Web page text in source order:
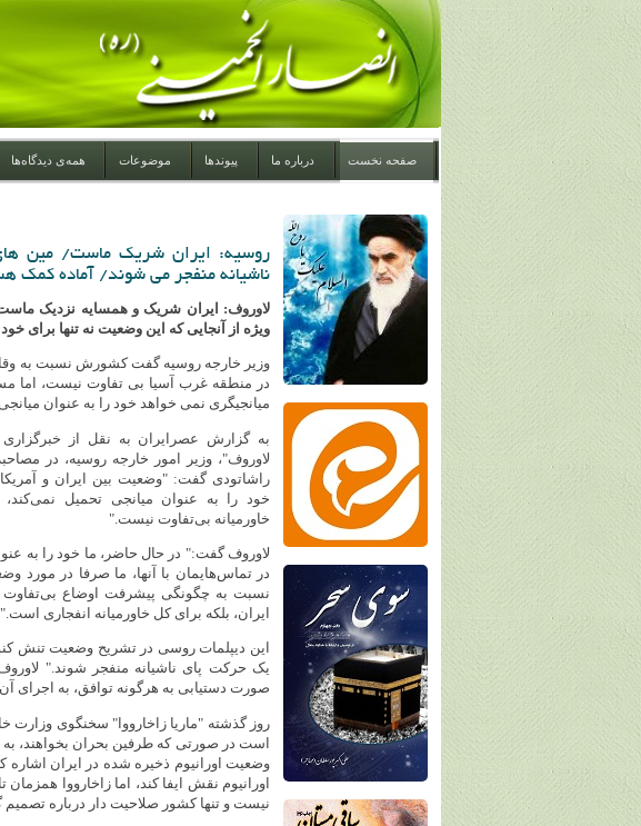
صفحه نخست درباره ما پیوندها موضوعات همه‌ی دیدگاه‌ها
روسیه: ایران شریک ماست/ مین
ناشیانه منفجر می شوند/ آماده کمک
لاوروف: ایران شریک و همسایه نزدیک
ویژه از آنجایی که این وضعیت نه تنها برای
وزیر خارجه روسیه گفت کشورش نسبت به
در منطقه غرب آسیا بی تفاوت نیست، اما
میانجیگری نمی خواهد خود را به عنوان
به گزارش عصرایران به نقل از
لاوروف"، وزیر امور خارجه روسیه، در
راشاتودی گفت: "وضعیت بین ایران و
خود را به عنوان میانجی تحمیل
خاورمیانه بی‌تفاوت نیست."
لاوروف گفت:" در حال حاضر، ما خود را به
در تماس‌هایمان با آنها، ما صرفا در
نسبت به چگونگی پیشرفت اوضاع بی‌تفاوت
ایران، بلکه برای کل خاورمیانه انفجاری است."
این دیپلمات روسی در تشریح وضعیت تنش
یک حرکت پای ناشیانه منفجر شوند." لاوروف
صورت دستیابی به هرگونه توافق، به اجرای
روز گذشته "ماریا زاخارووا" سخنگوی وزارت
است در صورتی که طرفین بحران بخواهند،
وضعیت اورانیوم ذخیره شده در ایران اشاره
اورانیوم نقش ایفا کند، اما زاخارووا
نیست و تنها کشور صلاحیت دار درباره تصمیم